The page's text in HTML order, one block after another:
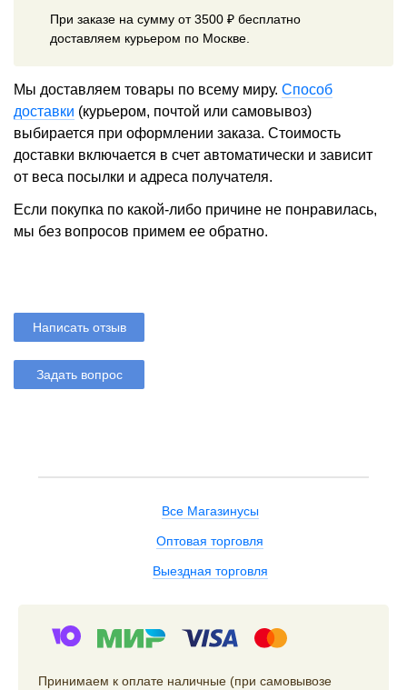
При заказе на сумму от 3500 ₽ бесплатно
доставляем курьером по Москве.
Мы доставляем товары по всему миру. Способ
доставки (курьером, почтой или самовывоз)
выбирается при оформлении заказа. Стоимость
доставки включается в счет автоматически и зависит
от веса посылки и адреса получателя.
Если покупка по какой-либо причине не понравилась,
мы без вопросов примем ее обратно.
Написать отзыв
Задать вопрос
Все Магазинусы
Оптовая торговля
Выездная торговля
Принимаем к оплате наличные (при самовывозе